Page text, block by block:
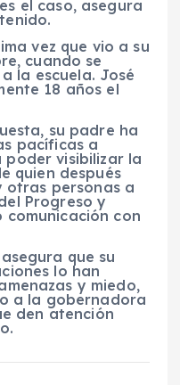
el caso, asegura
vez que vio a su
cuando se
la escuela. José
18 años el
su padre ha
pacíficas a
visibilizar la
quien después
otras personas a
Progreso y
comunicación con
que su
lo han
y miedo,
a la gobernadora
den atención